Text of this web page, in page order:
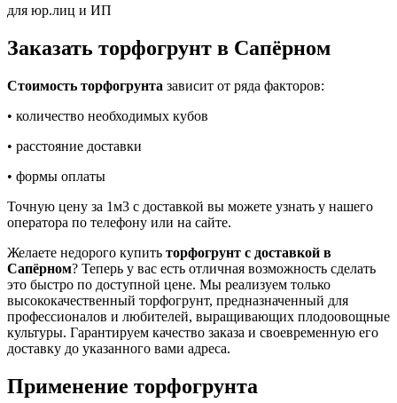
для юр.лиц и ИП
Заказать торфогрунт в Сапёрном
Стоимость торфогрунта зависит от ряда факторов:
• количество необходимых кубов
• расстояние доставки
• формы оплаты
Точную цену за 1м3 с доставкой вы можете узнать у нашего
оператора по телефону или на сайте.
Желаете недорого купить торфогрунт с доставкой в
Сапёрном? Теперь у вас есть отличная возможность сделать
это быстро по доступной цене. Мы реализуем только
высококачественный торфогрунт, предназначенный для
профессионалов и любителей, выращивающих плодоовощные
культуры. Гарантируем качество заказа и своевременную его
доставку до указанного вами адреса.
Применение торфогрунта